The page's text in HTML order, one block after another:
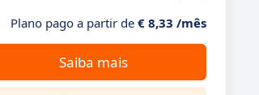
Plano pago a partir de € 8,33 /mês
Saiba mais